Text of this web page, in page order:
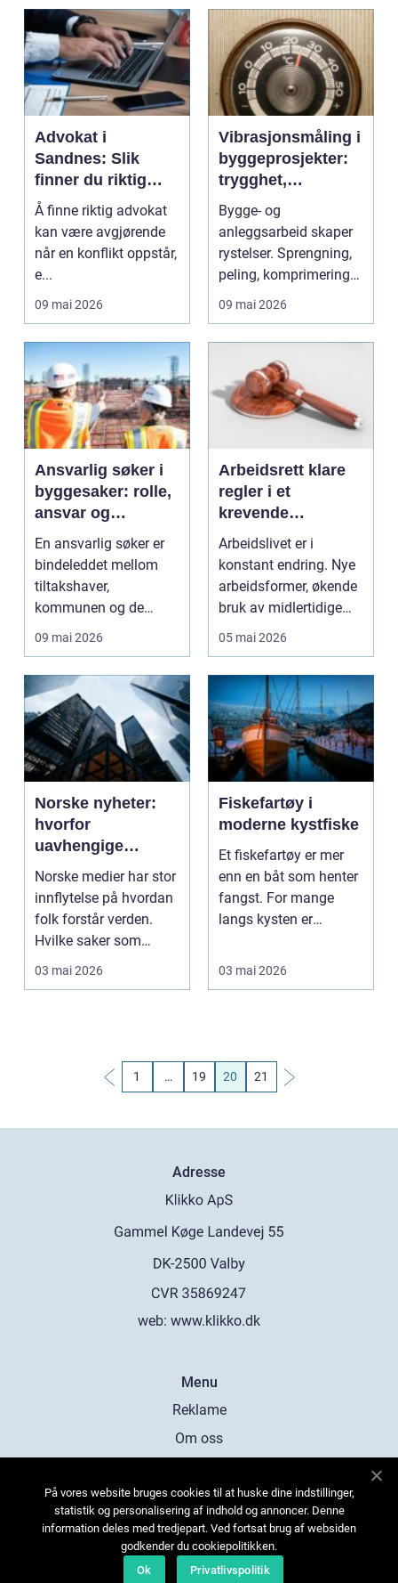
Advokat i
Sandnes: Slik
finner du riktig
juridisk hjelp lokalt
Å finne riktig advokat
kan være avgjørende
når en konflikt oppstår,
e...
09 mai 2026
Vibrasjonsmåling i
byggeprosjekter:
trygghet,
dokumentasjon og
kontroll
Bygge- og
anleggsarbeid skaper
rystelser. Sprengning,
peling, komprimering
og tung trafikk kan
09 mai 2026
Ansvarlig søker i
byggesaker: rolle,
ansvar og
fallgruver
En ansvarlig søker er
bindeleddet mellom
tiltakshaver,
kommunen og de
øvrige ansvarlige
09 mai 2026
Arbeidsrett klare
regler i et
krevende
arbeidsliv
Arbeidslivet er i
konstant endring. Nye
arbeidsformer, økende
bruk av midlertidige
kontrakter og mer...
05 mai 2026
Norske nyheter:
hvorfor
uavhengige
medier blir stadig
viktigere
Norske medier har stor
innflytelse på hvordan
folk forstår verden.
Hvilke saker som
løftes fram, hvi...
03 mai 2026
Fiskefartøy i
moderne kystfiske
Et fiskefartøy er mer
enn en båt som henter
fangst. For mange
langs kysten er
grunnla...
03 mai 2026
1 … 19 20 21
Adresse
web: www.klikko.dk
Menu
Reklame
Om oss
Kontakt Oss
Sitemap
På vores website bruges cookies til at huske dine indstillinger,
statistik og personalisering af indhold og annoncer. Denne
information deles med tredjepart. Ved fortsat brug af websiden
godkender du cookiepolitikken.
Ok
Privatlivspolitik